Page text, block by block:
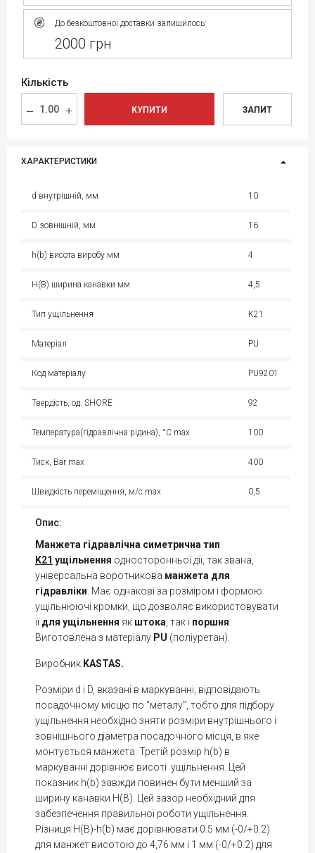
До безкоштовної доставки залишилось:
2000 грн
Кількість
КУПИТИ ЗАПИТ
ХАРАКТЕРИСТИКИ
d внутрішній, мм 10
D зовнішній, мм 16
h(b) висота виробу мм 4
H(B) ширина канавки мм 4,5
Тип ущільнення K21
Матеріал PU
Код матеріалу PU9201
Твердість, од. SHORE 92
Температура(гідравлічна рідина), °С max 100
Тиск, Bar max 400
Швидкість переміщення, м/с max 0,5
Опис:
Манжета гідравлічна симетрична тип
K21 ущільнення односторонньої дії, так звана,
універсальна воротникова манжета для
гідравліки . Має однакові за розміром і формою
ущільнюючі кромки, що дозволяє використовувати
їїдля ущільнення як штока , так і поршня
Виготовлена з матеріалу PU (поліуретан).
Виробник KASTAS.
Розміри d і D, вказані в маркуванні, відповідають
посадочному місцю по “металу”, тобто для підбору
ущільнення необхідно зняти розміри внутрішнього і
зовнішнього діаметра посадочного місця, в яке
монтується манжета. Третій розмір h(b) в
маркуванні дорівнює висоті ущільнення. Цей
показник h(b) завжди повинен бути менший за
ширину канавки H(В). Цей зазор необхідний для
забезпечення правильної роботи ущільнення.
Різниця H(B)-h(b) має дорівнювати 0.5 мм (-0/+0.2)
для манжет висотою до 4,76 мм і 1 мм (-0/+0.2) для